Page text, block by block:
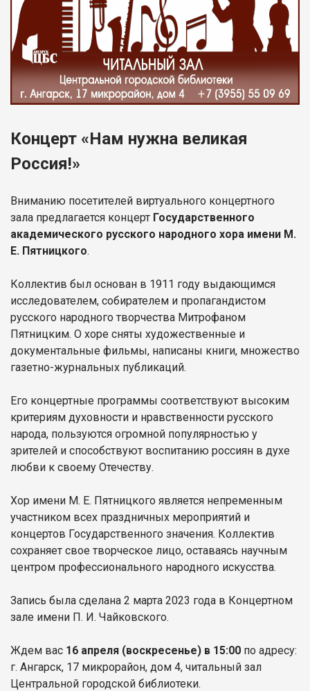
Концерт «Нам нужна великая
Россия!»
Вниманию посетителей виртуального концертного
зала предлагается концерт Государственного
академического русского народного хора имени М.
Е. Пятницкого.
Коллектив был основан в 1911 году выдающимся
исследователем, собирателем и пропагандистом
русского народного творчества Митрофаном
Пятницким. О хоре сняты художественные и
документальные фильмы, написаны книги, множество
газетно-журнальных публикаций.
Его концертные программы соответствуют высоким
критериям духовности и нравственности русского
народа, пользуются огромной популярностью у
зрителей и способствуют воспитанию россиян в духе
любви к своему Отечеству.
Хор имени М. Е. Пятницкого является непременным
участником всех праздничных мероприятий и
концертов Государственного значения. Коллектив
сохраняет свое творческое лицо, оставаясь научным
центром профессионального народного искусства.
Запись была сделана 2 марта 2023 года в Концертном
зале имени П. И. Чайковского.
Ждем вас 16 апреля (воскресенье) в 15:00 по адресу:
г. Ангарск, 17 микрорайон, дом 4, читальный зал
Центральной городской библиотеки.